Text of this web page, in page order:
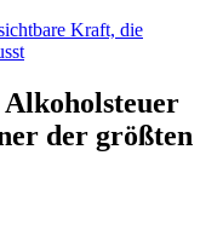
Kraft, die
der größten